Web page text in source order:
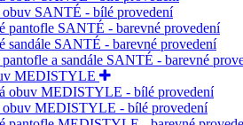
obuv SANTÉ - bílé provedení
pantofle SANTÉ - barevné provedení
sandále SANTÉ - barevné provedení
pantofle a sandále SANTÉ - barevné
MEDISTYLE
obuv MEDISTYLE - bílé provedení
obuv MEDISTYLE - bílé provedení